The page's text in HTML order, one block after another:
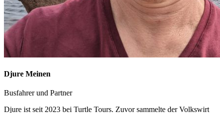
Djure Meinen
Busfahrer und Partner
Djure ist seit 2023 bei Turtle Tours. Zuvor sammelte der Volkswirt